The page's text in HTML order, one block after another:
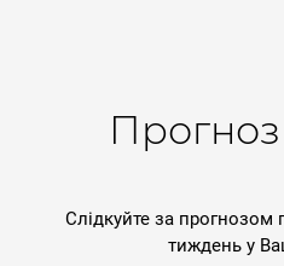
Слідкуйте за
тиждень у